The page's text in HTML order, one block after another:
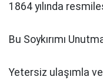
1864 yılında
Bu Soykırımı
Yetersiz ulaşımla